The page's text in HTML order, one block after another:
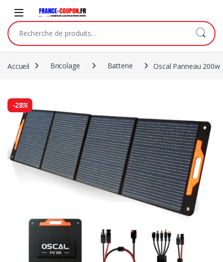
Accueil Bricolage Batterie Oscal Panneau 200w
-28%